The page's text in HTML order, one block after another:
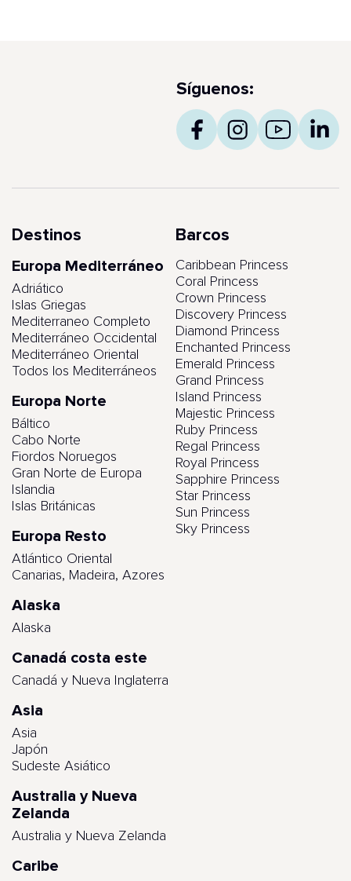
Síguenos:
Destinos
Europa Mediterráneo
Adriático
Islas Griegas
Mediterraneo Completo
Mediterráneo Occidental
Mediterráneo Oriental
Todos los Mediterráneos
Europa Norte
Báltico
Cabo Norte
Fiordos Noruegos
Gran Norte de Europa
Islandia
Islas Británicas
Europa Resto
Atlántico Oriental
Canarias, Madeira, Azores
Alaska
Alaska
Canadá costa este
Canadá y Nueva Inglaterra
Asia
Asia
Japón
Sudeste Asiático
Australia y Nueva
Zelanda
Australia y Nueva Zelanda
Caribe
Barcos
Caribbean Princess
Coral Princess
Crown Princess
Discovery Princess
Diamond Princess
Enchanted Princess
Emerald Princess
Grand Princess
Island Princess
Majestic Princess
Ruby Princess
Regal Princess
Royal Princess
Sapphire Princess
Star Princess
Sun Princess
Sky Princess